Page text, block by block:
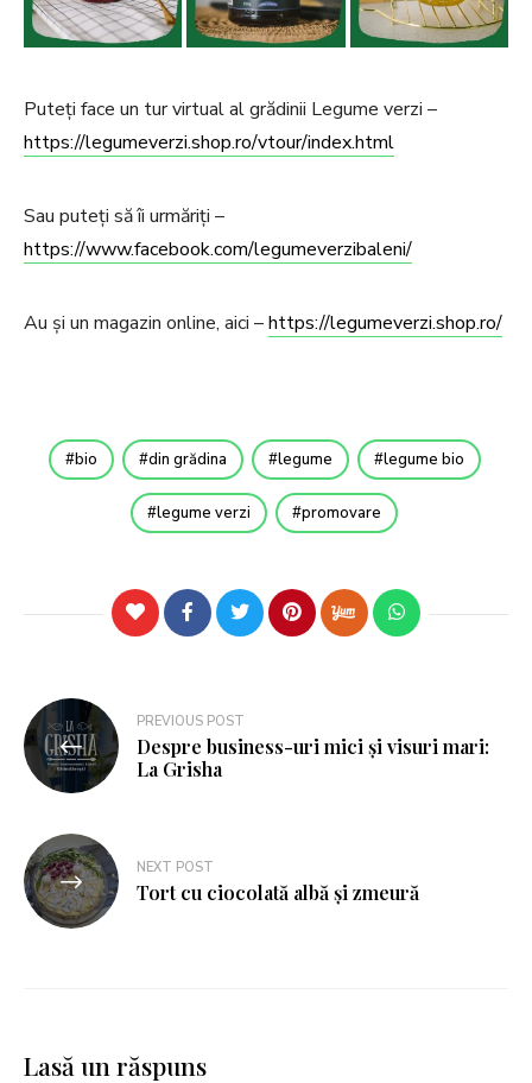
Puteți face un tur virtual al grădinii Legume verzi –
https://legumeverzi.shop.ro/vtour/index.html
Sau puteți să îi urmăriți –
https://www.facebook.com/legumeverzibaleni/
Au și un magazin online, aici –https://legumeverzi.shop.ro/
bio din grădina legume legume bio
legume verzi promovare
PREVIOUS POST
Despre business-uri mici și visuri mari:
La Grisha
NEXT POST
Tort cu ciocolată albă și zmeură
Lasă un răspuns